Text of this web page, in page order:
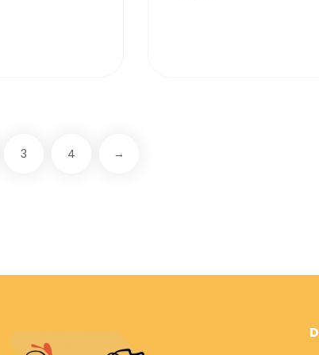
3 4 →